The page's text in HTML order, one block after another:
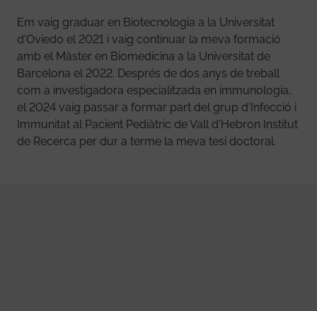
Em vaig graduar en Biotecnologia a la Universitat
d'Oviedo el 2021 i vaig continuar la meva formació
amb el Màster en Biomedicina a la Universitat de
Barcelona el 2022. Després de dos anys de treball
com a investigadora especialitzada en immunologia,
el 2024 vaig passar a formar part del grup d'Infecció i
Immunitat al Pacient Pediàtric de Vall d'Hebron Institut
de Recerca per dur a terme la meva tesi doctoral.